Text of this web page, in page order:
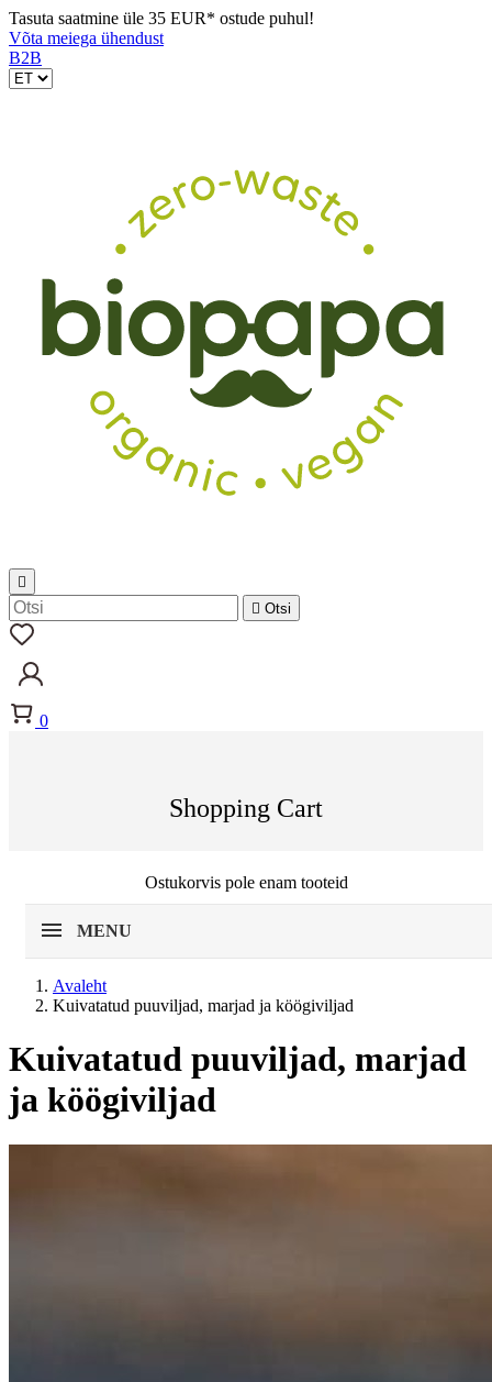
Tasuta saatmine üle 35 EUR* ostude puhul!
Võta meiega ühendust
B2B

 Otsi
0
Shopping Cart
Ostukorvis pole enam tooteid
MENU
Avaleht
Kuivatatud puuviljad, marjad ja köögiviljad
Kategooriad
Kuivatatud puuviljad, marjad
ja köögiviljad